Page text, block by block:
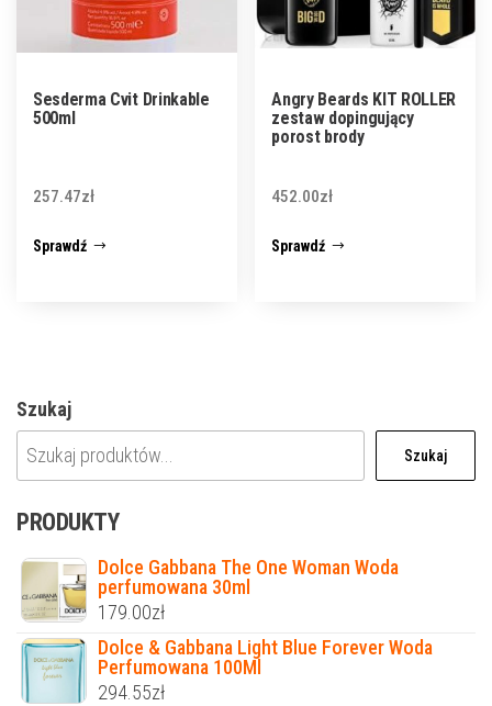
Sesderma Cvit Drinkable
500ml
257.47zł
Sprawdź
Angry Beards KIT ROLLER
zestaw dopingujący
porost brody
452.00zł
Sprawdź
Szukaj
Szukaj
PRODUKTY
Dolce Gabbana The One Woman Woda
perfumowana 30ml
179.00zł
Dolce & Gabbana Light Blue Forever Woda
Perfumowana 100Ml
294.55zł